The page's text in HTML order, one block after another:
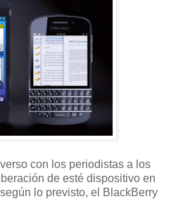
con los periodistas a los
de esté dispositivo en
lo previsto, el BlackBerry